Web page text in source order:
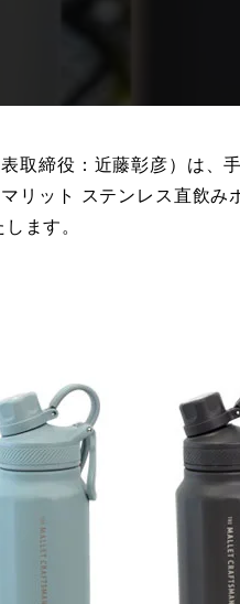
取締役：近藤彰彦）は、
リット ステンレス直飲
ます。